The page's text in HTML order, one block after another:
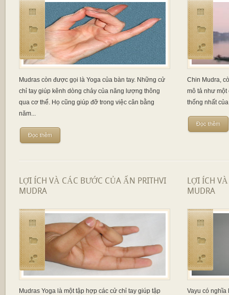
Mudras còn được gọi là Yoga của bàn tay. Những cử
chỉ tay giúp kênh dòng chảy của năng lượng thông
qua cơ thể. Họ cũng giúp đỡ trong việc cân bằng
năm...
Đọc thêm
Chin Mudra,
mô tả như
thống nhất
Đọc thêm
LỢI ÍCH VÀ CÁC BƯỚC CỦA ẤN PRITHVI
MUDRA
Mudras Yoga là một tập hợp các cử chỉ tay giúp tập
LỢI ÍCH
MUDRA
Vayu có nghĩa